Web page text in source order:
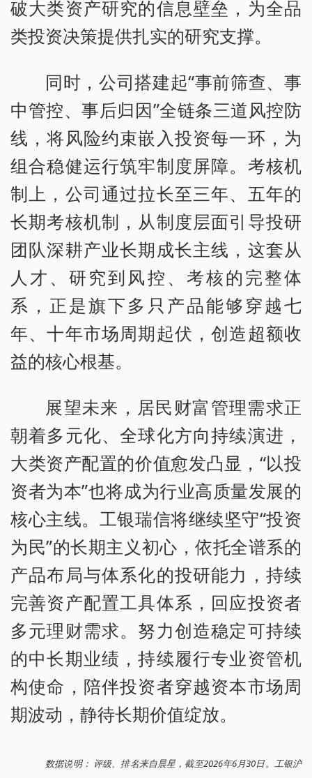
破大类资产研究的信息壁垒，为全品
类投资决策提供扎实的研究支撑。
同时，公司搭建起“事前筛查、事
中管控、事后归因”全链条三道风控防
线，将风险约束嵌入投资每一环，为
组合稳健运行筑牢制度屏障。考核机
制上，公司通过拉长至三年、五年的
长期考核机制，从制度层面引导投研
团队深耕产业长期成长主线，这套从
人才、研究到风控、考核的完整体
系，正是旗下多只产品能够穿越七
年、十年市场周期起伏，创造超额收
益的核心根基。
展望未来，居民财富管理需求正
朝着多元化、全球化方向持续演进，
大类资产配置的价值愈发凸显，“以投
资者为本”也将成为行业高质量发展的
核心主线。工银瑞信将继续坚守“投资
为民”的长期主义初心，依托全谱系的
产品布局与体系化的投研能力，持续
完善资产配置工具体系，回应投资者
多元理财需求。努力创造稳定可持续
的中长期业绩，持续履行专业资管机
构使命，陪伴投资者穿越资本市场周
期波动，静待长期价值绽放。
数据说明： 评级、排名来自晨星，截至2026年6月30日。工银沪